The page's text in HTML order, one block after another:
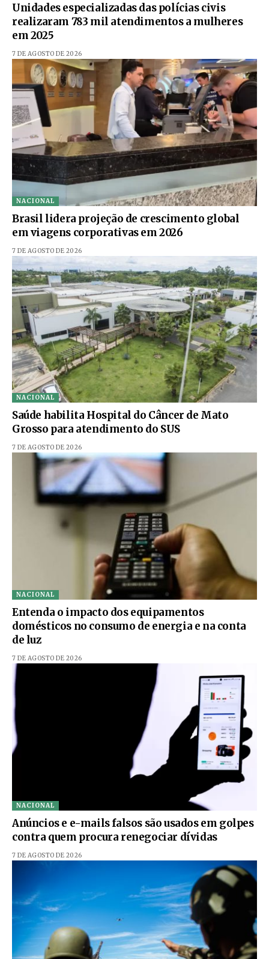
Unidades especializadas das polícias civis
realizaram 783 mil atendimentos a mulheres
em 2025
7 DE AGOSTO DE 2026
NACIONAL
Brasil lidera projeção de crescimento global
em viagens corporativas em 2026
7 DE AGOSTO DE 2026
NACIONAL
Saúde habilita Hospital do Câncer de Mato
Grosso para atendimento do SUS
7 DE AGOSTO DE 2026
NACIONAL
Entenda o impacto dos equipamentos
domésticos no consumo de energia e na conta
de luz
7 DE AGOSTO DE 2026
NACIONAL
Anúncios e e-mails falsos são usados em golpes
contra quem procura renegociar dívidas
7 DE AGOSTO DE 2026